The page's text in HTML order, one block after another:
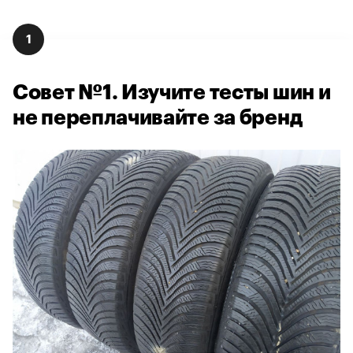
1
Совет №1. Изучите тесты шин и
не переплачивайте за бренд